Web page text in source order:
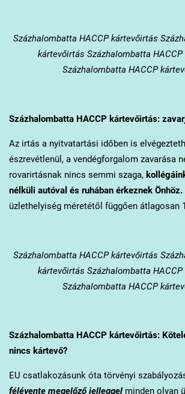
Százhalombatta HACCP kártevőirtás
kártevőirtás Százhalombatta
Százhalombatta HACCP
Százhalombatta HACCP kártevőirtás:
Az irtás a nyitvatartási időben is
észrevétlenül, a vendégforgalom zavarása
rovarirtásnak nincs semmi szaga,
nélküli autóval és ruhában érkeznek Önhöz.
üzlethelyiség méretétől függően átlagosan
Százhalombatta HACCP kártevőirtás
kártevőirtás Százhalombatta
Százhalombatta HACCP
SzázhalombattaHACCP kártevőirtás:
nincs kártevő?
EU csatlakozásunk óta törvényi
félévente megelőző jelleggelminden olyan